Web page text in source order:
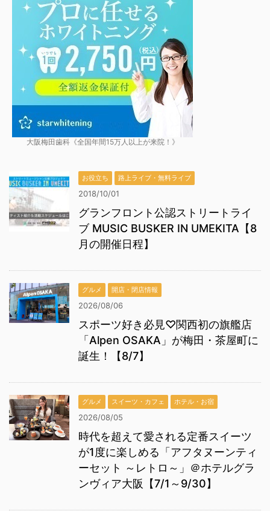
大阪梅田歯科《全国年間15万人以上が来院！》
お役立ち 路上ライブ・無料ライブ
2018/10/01
グランフロント公認ストリートライ
ブ MUSIC BUSKER IN UMEKITA【8
月の開催日程】
グルメ 開店・閉店情報
2026/08/06
スポーツ好き必見♡関西初の旗艦店
「Alpen OSAKA」が梅田・茶屋町に
誕生！【8/7】
グルメ スイーツ・カフェ ホテル・お宿
2026/08/05
時代を超えて愛される定番スイーツ
が1度に楽しめる「アフタヌーンティ
ーセット ～レトロ～」＠ホテルグラ
ンヴィア大阪【7/1～9/30】